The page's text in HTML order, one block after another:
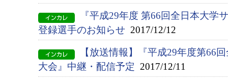
『平成29年度 第66回全日本大学
登録選手のお知らせ 2017/12/12
【放送情報】『平成29年度第66
大会』中継・配信予定 2017/12/11